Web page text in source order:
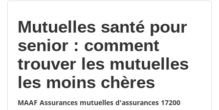
Mutuelles santé pour
senior : comment
trouver les mutuelles
les moins chères
MAAF Assurances mutuelles d'assurances 17200